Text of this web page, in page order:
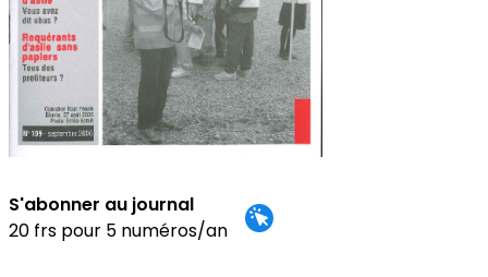
S'abonner au journal
20 frs pour 5 numéros/an